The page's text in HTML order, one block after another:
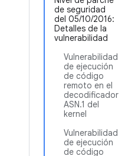
de seguridad
del 05/10/2016:
Detalles de la
vulnerabilidad
Vulnerabilidad
de ejecución
de código
remoto en el
decodificador
ASN.1 del
kernel
Vulnerabilidad
de ejecución
de código